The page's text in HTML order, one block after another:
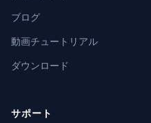
ブログ
動画チュートリアル
ダウンロード
サポート